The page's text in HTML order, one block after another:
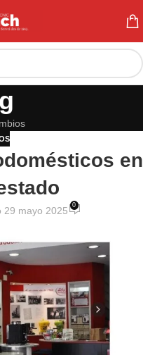
en
29 mayo 2025 0